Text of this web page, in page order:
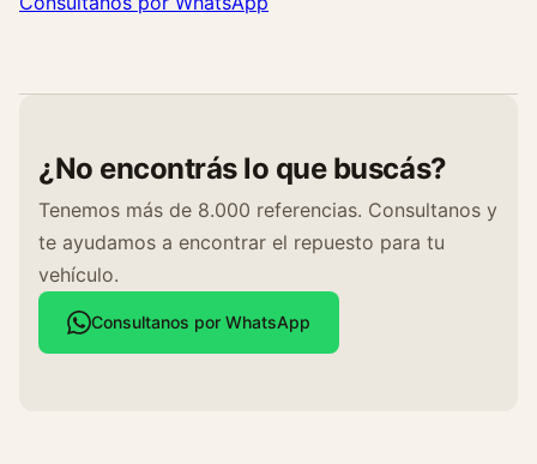
¿No encontrás lo que buscás?
Tenemos más de 8.000 referencias. Consultanos y
te ayudamos a encontrar el repuesto para tu
vehículo.
Consultanos por WhatsApp